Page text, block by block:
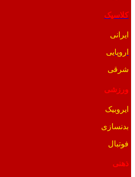
کلاسیک
ایرانی
اروپایی
شرقی
ورزشی
ایروبیک
بدنسازی
فوتبال
ذهنی